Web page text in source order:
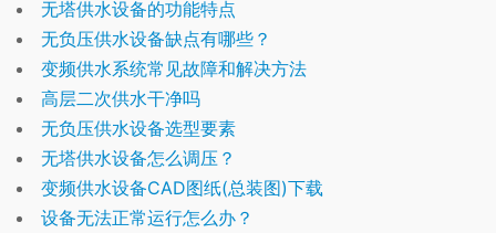
无塔供水设备的功能特点
无负压供水设备缺点有哪些？
变频供水系统常见故障和解决方法
高层二次供水干净吗
无负压供水设备选型要素
无塔供水设备怎么调压？
变频供水设备CAD图纸(总装图)下载
设备无法正常运行怎么办？